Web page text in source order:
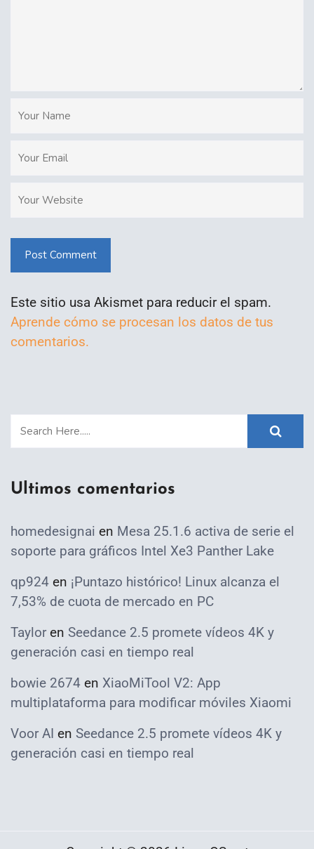
Post Comment
Este sitio usa Akismet para reducir el spam.
Aprende cómo se procesan los datos de tus
comentarios.
Ultimos comentarios
homedesignai en Mesa 25.1.6 activa de serie el
soporte para gráficos Intel Xe3 Panther Lake
qp924 en ¡Puntazo histórico! Linux alcanza el
7,53% de cuota de mercado en PC
Taylor en Seedance 2.5 promete vídeos 4K y
generación casi en tiempo real
bowie 2674 en XiaoMiTool V2: App
multiplataforma para modificar móviles Xiaomi
Voor AI en Seedance 2.5 promete vídeos 4K y
generación casi en tiempo real